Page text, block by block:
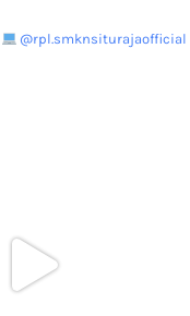
@rpl.smknsiturajaofficial